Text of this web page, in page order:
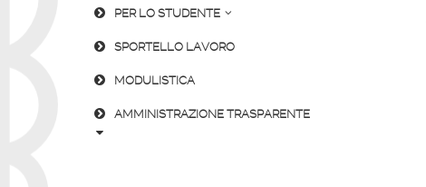
PER LO STUDENTE
SPORTELLO LAVORO
MODULISTICA
AMMINISTRAZIONE TRASPARENTE